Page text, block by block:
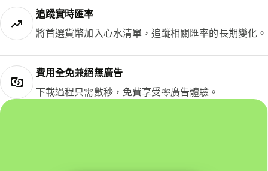
追蹤實時匯率
將首選貨幣加入心水清單，追蹤相關匯率的長期變化。
費用全免兼絕無廣告
下載過程只需數秒，免費享受零廣告體驗。